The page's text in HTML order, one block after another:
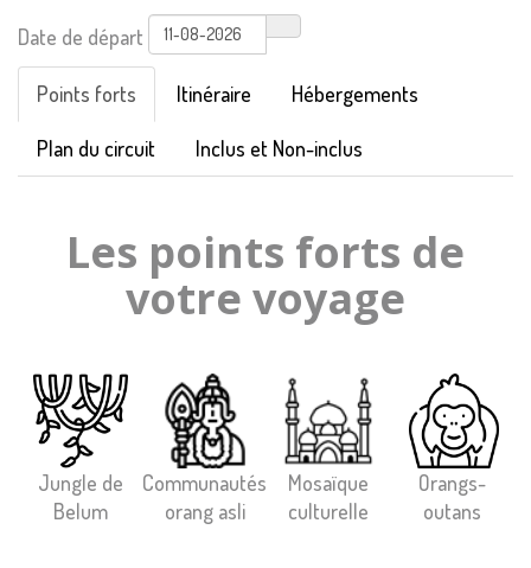
Date de départ
Points forts Itinéraire Hébergements
Plan du circuit Inclus et Non-inclus
Les points forts de
votre voyage
Jungle de
Belum
Communautés
orang asli
Mosaïque
culturelle
Orangs-
outans